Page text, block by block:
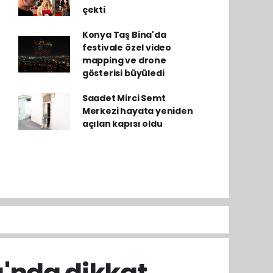
çekti
Konya Taş Bina'da
festivale özel video
mapping ve drone
gösterisi büyüledi
Saadet Mirci Semt
Merkezi hayata yeniden
açılan kapısı oldu